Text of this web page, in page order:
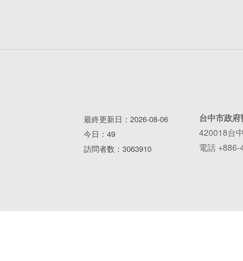
最終更新日：2026-08-06
今日：49
訪問者数：3063910
台中市政
420018台
電話 +886-